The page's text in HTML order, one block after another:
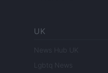
UK
News Hub UK
Lgbtq News